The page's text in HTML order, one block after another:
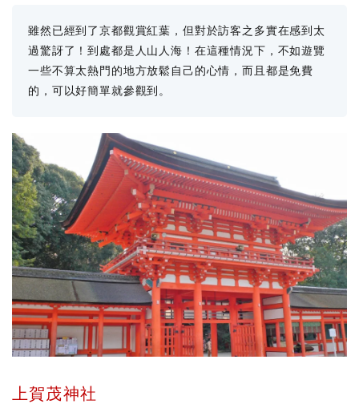
雖然已經到了京都觀賞紅葉，但對於訪客之多實在感到太
過驚訝了！到處都是人山人海！在這種情況下，不如遊覽
一些不算太熱門的地方放鬆自己的心情，而且都是免費
的，可以好簡單就參觀到。
上賀茂神社